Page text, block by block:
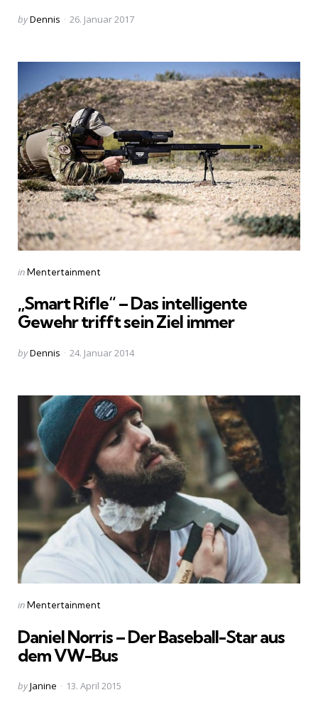
Posted
byDennis 26. Januar 2017
Categories
Posted
inMentertainment
„Smart Rifle“ – Das intelligente
Gewehr trifft sein Ziel immer
Posted
byDennis 24. Januar 2014
Categories
Posted
inMentertainment
Daniel Norris – Der Baseball-Star aus
dem VW-Bus
Posted
byJanine 13. April 2015